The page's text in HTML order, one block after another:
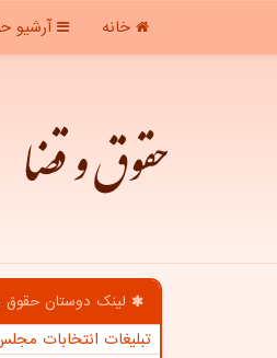
خانه آرشیو
حقوق و قضا
لینک دوستان حقوق
تبلیغات انتخابات